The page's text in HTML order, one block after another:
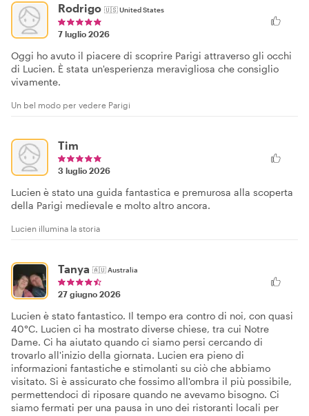
Rodrigo 🇺🇸United States
7 luglio 2026
Oggi ho avuto il piacere di scoprire Parigi attraverso gli occhi
di Lucien. È stata un'esperienza meravigliosa che consiglio
vivamente.
Un bel modo per vedere Parigi
Tim
3 luglio 2026
Lucien è stato una guida fantastica e premurosa alla scoperta
della Parigi medievale e molto altro ancora.
Lucien illumina la storia
Tanya 🇦🇺Australia
27 giugno 2026
Lucien è stato fantastico. Il tempo era contro di noi, con quasi
40°C. Lucien ci ha mostrato diverse chiese, tra cui Notre
Dame. Ci ha aiutato quando ci siamo persi cercando di
trovarlo all'inizio della giornata. Lucien era pieno di
informazioni fantastiche e stimolanti su ciò che abbiamo
visitato. Si è assicurato che fossimo all'ombra il più possibile,
permettendoci di riposare quando ne avevamo bisogno. Ci
siamo fermati per una pausa in uno dei ristoranti locali per